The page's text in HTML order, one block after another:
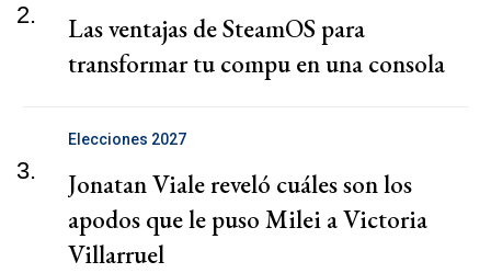
2.
Las ventajas de SteamOS para
transformar tu compu en una consola
3.
Elecciones 2027
Jonatan Viale reveló cuáles son los
apodos que le puso Milei a Victoria
Villarruel